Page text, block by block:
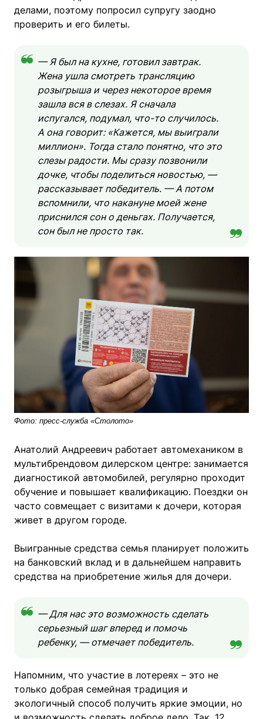
делами, поэтому попросил супругу заодно
проверить и его билеты.
— Я был на кухне, готовил завтрак.
Жена ушла смотреть трансляцию
розыгрыша и через некоторое время
зашла вся в слезах. Я сначала
испугался, подумал, что-то случилось.
А она говорит: «Кажется, мы выиграли
миллион». Тогда стало понятно, что это
слезы радости. Мы сразу позвонили
дочке, чтобы поделиться новостью, —
рассказывает победитель. — А потом
вспомнили, что накануне моей жене
приснился сон о деньгах. Получается,
сон был не просто так.
Фото: пресс-служба «Столото»
Анатолий Андреевич работает автомехаником в
мультибрендовом дилерском центре: занимается
диагностикой автомобилей, регулярно проходит
обучение и повышает квалификацию. Поездки он
часто совмещает с визитами к дочери, которая
живет в другом городе.
Выигранные средства семья планирует положить
на банковский вклад и в дальнейшем направить
средства на приобретение жилья для дочери.
— Для нас это возможность сделать
серьезный шаг вперед и помочь
ребенку, — отмечает победитель.
Напомним, что участие в лотереях – это не
только добрая семейная традиция и
экологичный способ получить яркие эмоции, но